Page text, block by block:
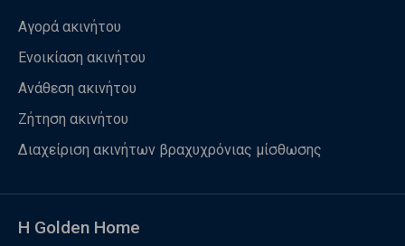
Αγορά ακινήτου
Ενοικίαση ακινήτου
Ανάθεση ακινήτου
Ζήτηση ακινήτου
Διαχείριση ακινήτων βραχυχρόνιας μίσθωσης
Η Golden Home